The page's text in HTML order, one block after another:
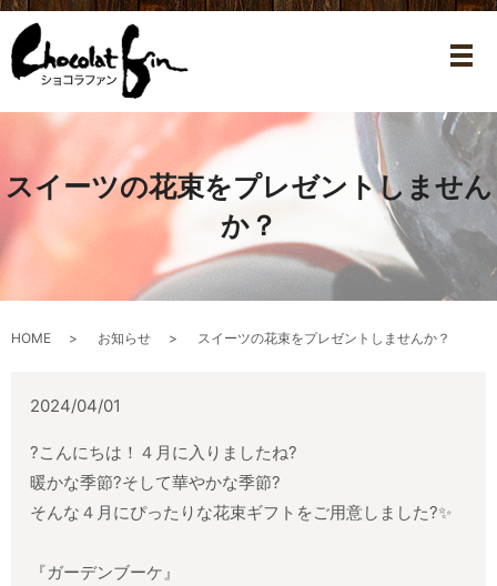
メ
スイーツの花束をプレゼントしません
か？
HOME お知らせ スイーツの花束をプレゼントしませんか？
2024/04/01
?こんにちは！４月に入りましたね?
暖かな季節?そして華やかな季節?
そんな４月にぴったりな花束ギフトをご用意しました?✨
『ガーデンブーケ』